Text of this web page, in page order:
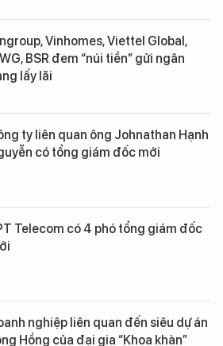
Vinhomes, Viettel Global,
BSR đem “núi tiền” gửi ngân
lấy lãi
ty liên quan ông Johnathan Hạnh
có tổng giám đốc mới
Telecom có 4 phó tổng giám đốc
nghiệp liên quan đến siêu dự án
Hồng của đại gia “Khoa khàn”